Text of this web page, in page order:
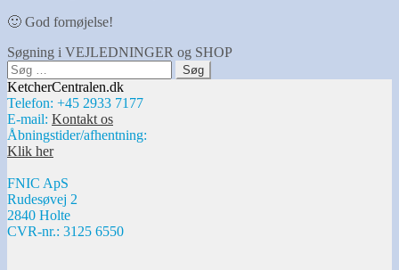
🙂 God fornøjelse!
Søgning i VEJLEDNINGER og SHOP
Søg
efter:
KetcherCentralen.dk
Telefon: +45 2933 7177
E-mail: Kontakt os
Åbningstider/afhentning:
Klik her
FNIC ApS
Rudesøvej 2
2840 Holte
CVR-nr.: 3125 6550